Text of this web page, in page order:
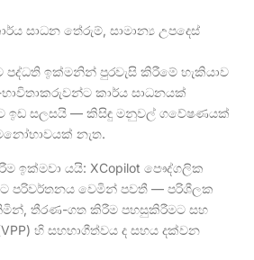
සාධන තේරුම්, සාමාන්‍ය උපදෙස්
පද්ධති ඉක්මනින් පුරවැසි කිරීමේ හැකියාව
කාර්ය සාධනයක්
ඉඩ සලසයි — කිසිඳු මනුවල් ගවේෂණයක්
නැත.
ඉක්මවා යයි: XCopilot පෞද්ගලික
පරිවර්තනය වෙමින් පවතී — පරිශීලක
තීරණ-ගත කිරීම පහසුකිරීමට සහ
හි සහභාගීත්වය ද සහය දක්වන